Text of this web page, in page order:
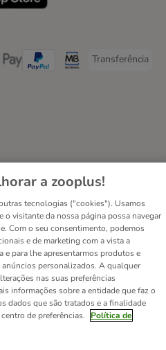
Payment Method
Method
Pay Payment Method
PayPal Payment Method
Multibanco Payment
Transferência
Transferência
Method
Security
Aviso legal
Formulário de retratação
somos DSA
Emprego
a zooplus!
tecnologias ("cookies"). Usamos
o visitante da nossa página possa navegar
Com o seu consentimento, podemos
e de marketing com a vista a
e para lhe apresentarmos produtos e
personalizados. A qualquer
nas suas preferências
informações sobre a entidade que faz o
dados que são tratados e a finalidade
de preferências.
Política de